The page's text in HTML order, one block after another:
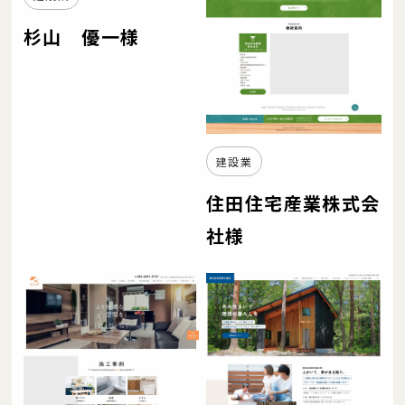
杉山 優一様
建設業
住田住宅産業株式会
社様